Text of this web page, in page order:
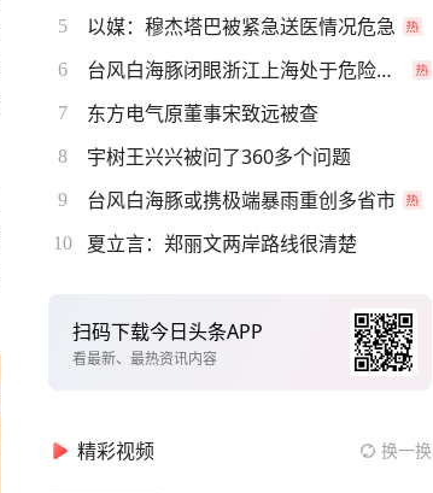
5 以媒：穆杰塔巴被紧急送医情况危急
6 台风白海豚闭眼浙江上海处于危险半圆
7 东方电气原董事宋致远被查
8 宇树王兴兴被问了360多个问题
9 台风白海豚或携极端暴雨重创多省市
10 夏立言：郑丽文两岸路线很清楚
扫码下载今日头条APP
看最新、最热资讯内容
精彩视频 换一换